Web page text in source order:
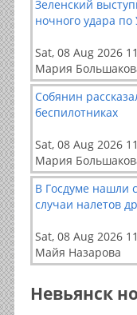
Зеленский
ночного удара
Sat, 08 Aug 2026
Мария
Собянин
беспилотниках
Sat, 08 Aug 2026
Мария
В Госдуме нашли
случаи налетов
Sat, 08 Aug 2026
Майя Назарова
Невьянск